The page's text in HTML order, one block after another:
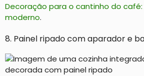
Decoração para o cantinho do
moderno.
8. Painel ripado com aparador e